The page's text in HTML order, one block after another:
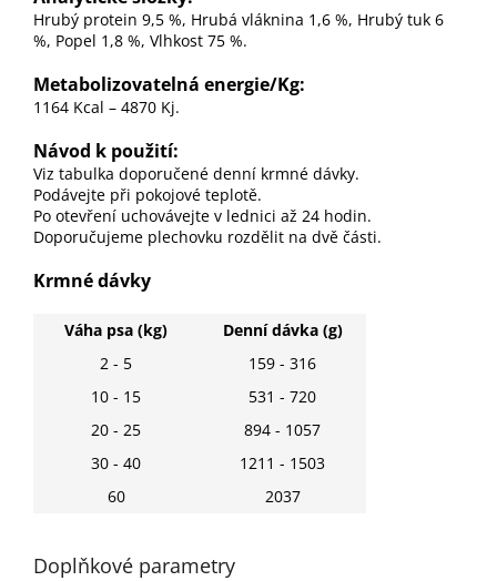
Hrubý protein 9,5 %, Hrubá vláknina 1,6 %, Hrubý tuk 6
%, Popel 1,8 %, Vlhkost 75 %.
Metabolizovatelná energie/Kg:
1164 Kcal – 4870 Kj.
Návod k použití:
Viz tabulka doporučené denní krmné dávky.
Podávejte při pokojové teplotě.
Po otevření uchovávejte v lednici až 24 hodin.
Doporučujeme plechovku rozdělit na dvě části.
Krmné dávky
Váha psa (kg)
Denní dávka (g)
2 - 5
159 - 316
10 - 15
531 - 720
20 - 25
894 - 1057
30 - 40
1211 - 1503
60
2037
Doplňkové parametry